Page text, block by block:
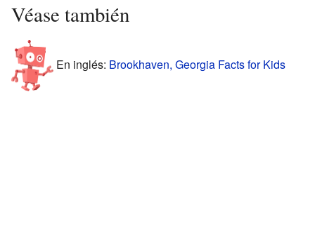
Véase también
En inglés: Brookhaven, Georgia Facts for Kids